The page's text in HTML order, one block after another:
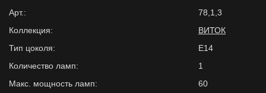
Арт.:
78,1,3
Коллекция:
ВИТОК
Тип цоколя:
E14
Количество ламп:
1
Макс. мощность ламп:
60